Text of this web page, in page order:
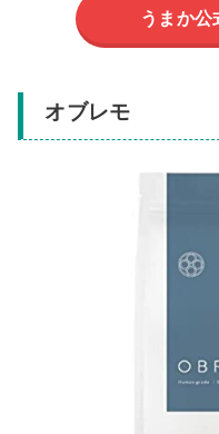
うまか公
オブレモ